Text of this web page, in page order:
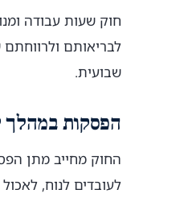
חוק שעות עבודה
לבריאותם
שבועית.
הפסקות במהלך
לעובדים לנוח,